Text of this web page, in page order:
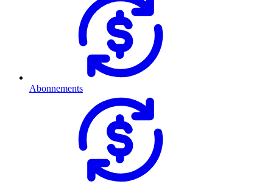
Abonnements